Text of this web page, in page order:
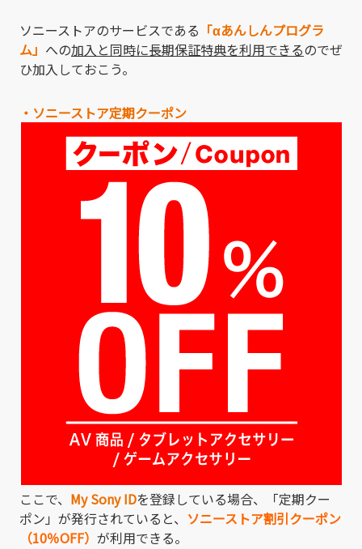
ソニーストアのサービスである 「αあんしんプログラ
ム」 への加入と同時に長期保証特典を利用できるのでぜ
ひ加入しておこう。
・ソニーストア定期クーポン
ここで、 My Sony IDを登録している場合、「定期クー
ポン」が発行されていると、 ソニーストア割引クーポン
（10％OFF） が利用できる。